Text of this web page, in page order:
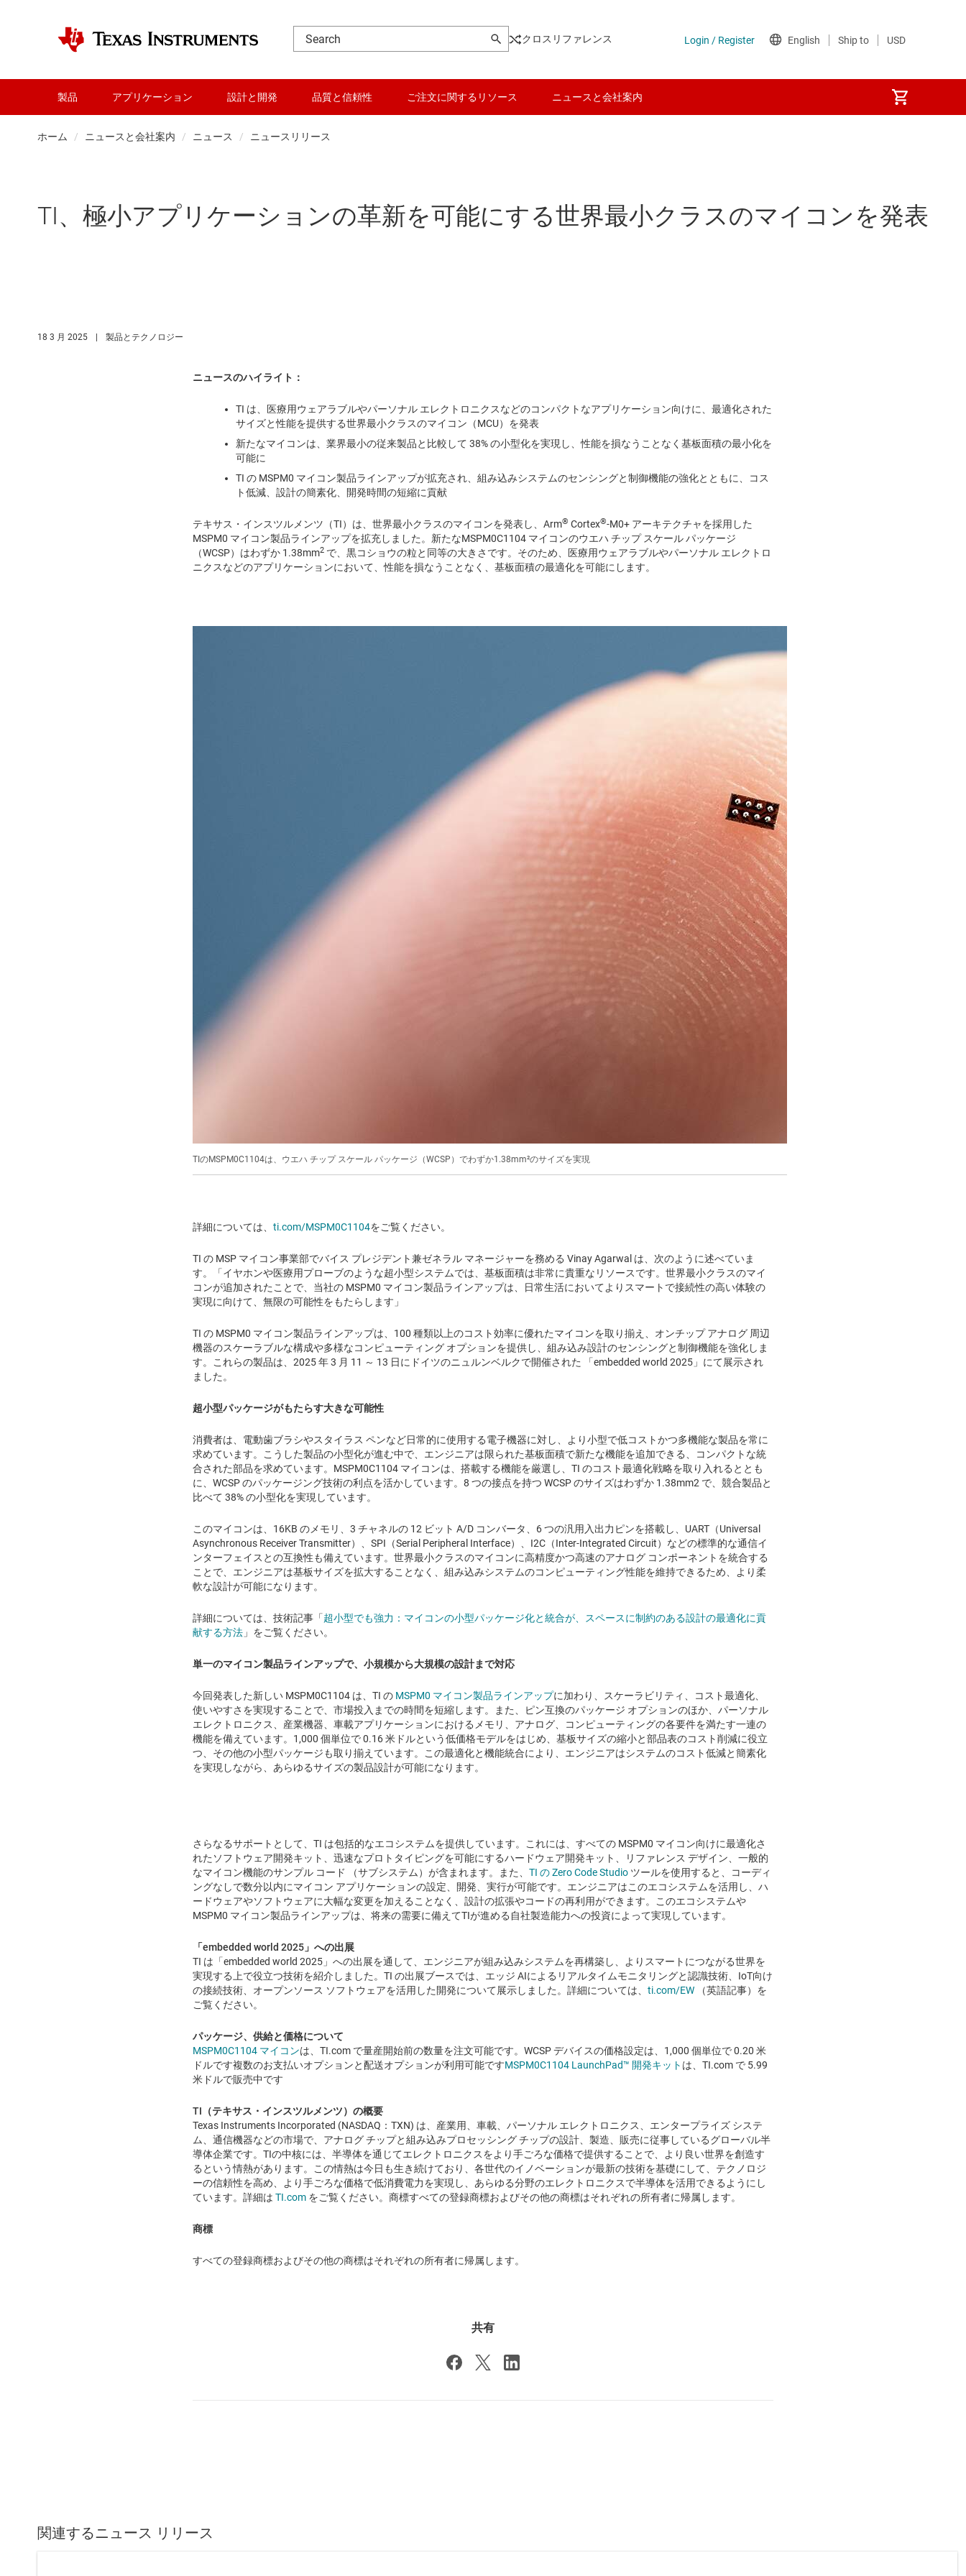
クロスリファレンス
製品 アプリケーション 設計と開発 品質と信頼性 ご注文に関するリソース ニュースと会社案内
ホーム ニュースと会社案内 ニュース ニュースリリース
TI、極小アプリケーションの革新を可能にする世界最小クラスのマイコンを発表
18 3 月 2025 | 製品とテクノロジー
ニュースのハイライト：
TI は、医療用ウェアラブルやパーソナル エレクトロニクスなどのコンパクトなアプリケーション向けに、最適化された
サイズと性能を提供する世界最小クラスのマイコン（MCU）を発表
新たなマイコンは、業界最小の従来製品と比較して 38% の小型化を実現し、性能を損なうことなく基板面積の最小化を
可能に
TI の MSPM0 マイコン製品ラインアップが拡充され、組み込みシステムのセンシングと制御機能の強化とともに、コス
ト低減、設計の簡素化、開発時間の短縮に貢献
テキサス・インスツルメンツ（TI）は、世界最小クラスのマイコンを発表し、Arm® Cortex®-M0+ アーキテクチャを採用した
MSPM0 マイコン製品ラインアップを拡充しました。新たなMSPM0C1104 マイコンのウエハ チップ スケール パッケージ
（WCSP）はわずか 1.38mm2 で、黒コショウの粒と同等の大きさです。そのため、医療用ウェアラブルやパーソナル エレクトロ
ニクスなどのアプリケーションにおいて、性能を損なうことなく、基板面積の最適化を可能にします。
TIのMSPM0C1104は、ウエハ チップ スケール パッケージ（WCSP）でわずか1.38mm²のサイズを実現
詳細については、ti.com/MSPM0C1104をご覧ください。
TI の MSP マイコン事業部でバイス プレジデント兼ゼネラル マネージャーを務める Vinay Agarwal は、次のように述べていま
す。「イヤホンや医療用プローブのような超小型システムでは、基板面積は非常に貴重なリソースです。世界最小クラスのマイ
コンが追加されたことで、当社の MSPM0 マイコン製品ラインアップは、日常生活においてよりスマートで接続性の高い体験の
実現に向けて、無限の可能性をもたらします」
TI の MSPM0 マイコン製品ラインアップは、100 種類以上のコスト効率に優れたマイコンを取り揃え、オンチップ アナログ 周辺
機器のスケーラブルな構成や多様なコンピューティング オプションを提供し、組み込み設計のセンシングと制御機能を強化しま
す。これらの製品は、2025 年 3 月 11 ～ 13 日にドイツのニュルンベルクで開催された 「embedded world 2025」にて展示され
ました。
超小型パッケージがもたらす大きな可能性
消費者は、電動歯ブラシやスタイラス ペンなど日常的に使用する電子機器に対し、より小型で低コストかつ多機能な製品を常に
求めています。こうした製品の小型化が進む中で、エンジニアは限られた基板面積で新たな機能を追加できる、コンパクトな統
合された部品を求めています。MSPM0C1104 マイコンは、搭載する機能を厳選し、TI のコスト最適化戦略を取り入れるととも
に、WCSP のパッケージング技術の利点を活かしています。8 つの接点を持つ WCSP のサイズはわずか 1.38mm2 で、競合製品と
比べて 38% の小型化を実現しています。
このマイコンは、16KB のメモリ、3 チャネルの 12 ビット A/D コンバータ、6 つの汎用入出力ピンを搭載し、UART（Universal
Asynchronous Receiver Transmitter）、SPI（Serial Peripheral Interface）、I2C（Inter-Integrated Circuit）などの標準的な通信イ
ンターフェイスとの互換性も備えています。世界最小クラスのマイコンに高精度かつ高速のアナログ コンポーネントを統合する
ことで、エンジニアは基板サイズを拡大することなく、組み込みシステムのコンピューティング性能を維持できるため、より柔
軟な設計が可能になります。
詳細については、技術記事「超小型でも強力：マイコンの小型パッケージ化と統合が、スペースに制約のある設計の最適化に貢
献する方法 」をご覧ください。
単一のマイコン製品ラインアップで、小規模から大規模の設計まで対応
今回発表した新しい MSPM0C1104 は、TI の MSPM0 マイコン製品ラインアップに加わり、スケーラビリティ、コスト最適化、
使いやすさを実現することで、市場投入までの時間を短縮します。また、ピン互換のパッケージ オプションのほか、パーソナル
エレクトロニクス、産業機器、車載アプリケーションにおけるメモリ、アナログ、コンピューティングの各要件を満たす一連の
機能を備えています。1,000 個単位で 0.16 米ドルという低価格モデルをはじめ、基板サイズの縮小と部品表のコスト削減に役立
つ、その他の小型パッケージも取り揃えています。この最適化と機能統合により、エンジニアはシステムのコスト低減と簡素化
を実現しながら、あらゆるサイズの製品設計が可能になります。
さらなるサポートとして、TI は包括的なエコシステムを提供しています。これには、すべての MSPM0 マイコン向けに最適化さ
れたソフトウェア開発キット、迅速なプロトタイピングを可能にするハードウェア開発キット、リファレンス デザイン、一般的
なマイコン機能のサンプル コード （サブシステム）が含まれます。また、TI の Zero Code Studio ツールを使用すると、コーディ
ングなしで数分以内にマイコン アプリケーションの設定、開発、実行が可能です。エンジニアはこのエコシステムを活用し、ハ
ードウェアやソフトウェアに大幅な変更を加えることなく、設計の拡張やコードの再利用ができます。このエコシステムや
MSPM0 マイコン製品ラインアップは、将来の需要に備えてTIが進める自社製造能力への投資によって実現しています。
「embedded world 2025」への出展
TI は「embedded world 2025」への出展を通して、エンジニアが組み込みシステムを再構築し、よりスマートにつながる世界を
実現する上で役立つ技術を紹介しました。TI の出展ブースでは、エッジ AIによるリアルタイムモニタリングと認識技術、IoT向け
の接続技術、オープンソース ソフトウェアを活用した開発について展示しました。詳細については、ti.com/EW （英語記事）を
ご覧ください。
パッケージ、供給と価格について
MSPM0C1104 マイコンは、TI.com で量産開始前の数量を注文可能です。WCSP デバイスの価格設定は、1,000 個単位で 0.20 米
ドルです複数のお支払いオプションと配送オプションが利用可能ですMSPM0C1104 LaunchPad™ 開発キット は、TI.com で 5.99
米ドルで販売中です
TI（テキサス・インスツルメンツ）の概要
Texas Instruments Incorporated (NASDAQ：TXN) は、産業用、車載、パーソナル エレクトロニクス、エンタープライズ システ
ム、通信機器などの市場で、アナログ チップと組み込みプロセッシング チップの設計、製造、販売に従事しているグローバル半
導体企業です。TIの中核には、半導体を通じてエレクトロニクスをより手ごろな価格で提供することで、より良い世界を創造す
るという情熱があります。この情熱は今日も生き続けており、各世代のイノベーションが最新の技術を基礎にして、テクノロジ
ーの信頼性を高め、より手ごろな価格で低消費電力を実現し、あらゆる分野のエレクトロニクスで半導体を活用できるようにし
ています。詳細はTI.com をご覧ください。商標すべての登録商標およびその他の商標はそれぞれの所有者に帰属します。
商標
すべての登録商標およびその他の商標はそれぞれの所有者に帰属します。
共有
関連するニュース リリース